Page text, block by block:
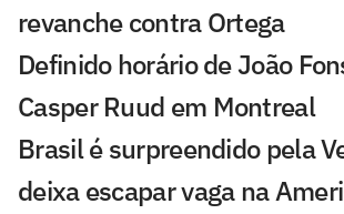
revanche contra Ortega
Definido horário de João
Casper Ruud em Montreal
Brasil é surpreendido pela
deixa escapar vaga na